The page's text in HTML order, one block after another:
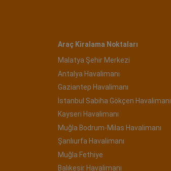
Araç Kiralama Noktaları
Malatya Şehir Merkezi
Antalya Havalimanı
Gaziantep Havalimanı
İstanbul Sabiha Gökçen Havalimanı
Kayseri Havalimanı
Muğla Bodrum-Milas Havalimanı
Şanlıurfa Havalimanı
Muğla Fethiye
Balıkesir Havalimanı